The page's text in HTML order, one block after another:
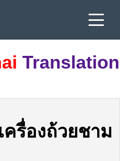
Translation
เครื่องถ้วยชาม